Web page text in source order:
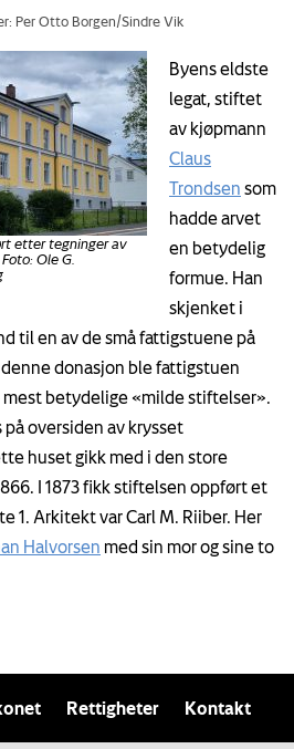
Per Otto Borgen/Sindre Vik
etter tegninger av
Ole G.
Byens eldste
legat, stiftet
av kjøpmann
Claus
Trondsen som
hadde arvet
en betydelig
formue. Han
skjenket i
til en av de små fattigstuene på
denne donasjon ble fattigstuen
mest betydelige «milde stiftelser».
oversiden av krysset
huset gikk med i den store
I 1873 fikk stiftelsen oppført et
1. Arkitekt var Carl M. Riiber. Her
Halvorsen med sin mor og sine to
Rettigheter Kontakt